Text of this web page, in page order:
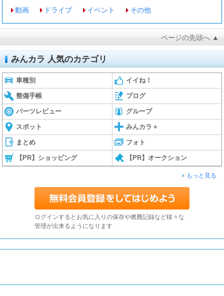
動画 ドライブ イベント その他
ページの先頭へ ▲
みんカラ 人気のカテゴリ
車種別 イイね！
整備手帳 ブログ
パーツレビュー グループ
スポット みんカラ＋
まとめ フォト
【PR】ショッピング 【PR】オークション
もっと見る
ログインするとお気に入りの保存や燃費記録など様々な
管理が出来るようになります